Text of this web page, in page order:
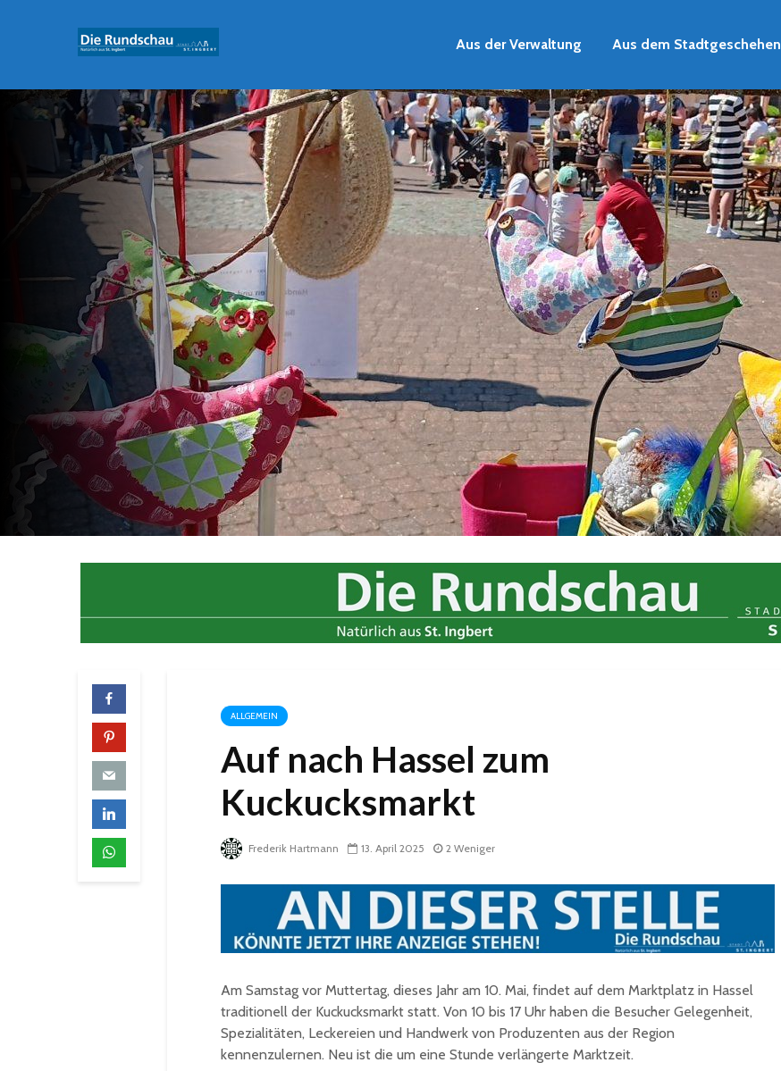
Aus der Verwaltung Aus dem Stadtgeschehen
ALLGEMEIN
Auf nach Hassel zum
Kuckucksmarkt
Frederik Hartmann 13. April 2025 2 Weniger
Am Samstag vor Muttertag, dieses Jahr am 10. Mai, findet auf dem Marktplatz in Hassel
traditionell der Kuckucksmarkt statt. Von 10 bis 17 Uhr haben die Besucher Gelegenheit,
Spezialitäten, Leckereien und Handwerk von Produzenten aus der Region
kennenzulernen. Neu ist die um eine Stunde verlängerte Marktzeit.
Fun Ferien Dengmert
begeistern erneut
zahlreiche Kinder und
Drei